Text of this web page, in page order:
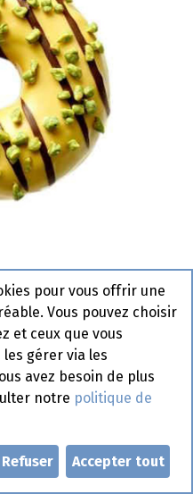
Pistachio La
pour vous offrir une
Vous pouvez choisir
et ceux que vous
les gérer via les
avez besoin de plus
notre politique de
Refuser Accepter tout